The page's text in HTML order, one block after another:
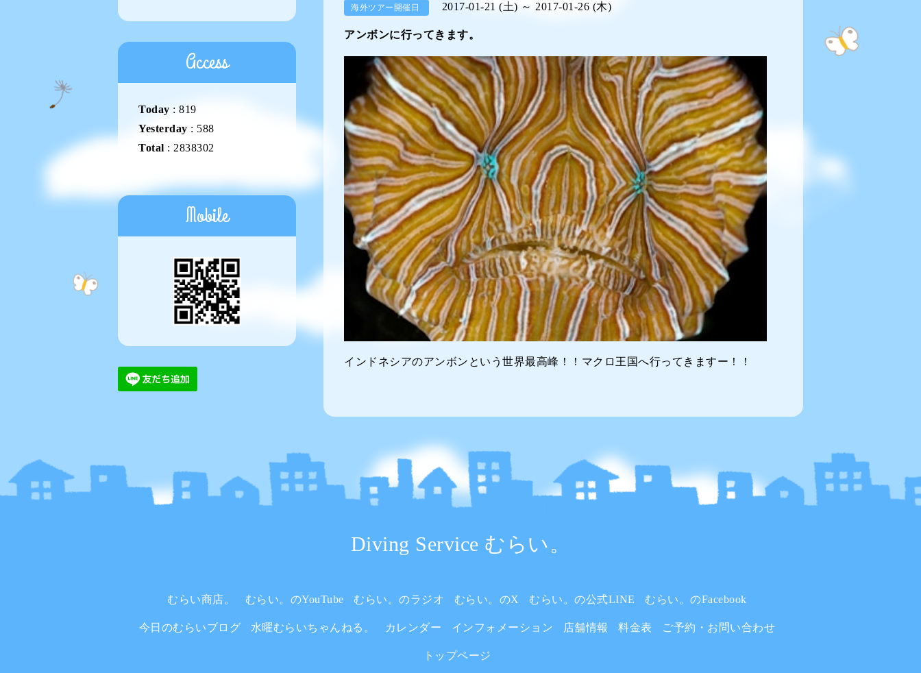
海外ツアー開催日 2017-01-21 (土) ～ 2017-01-26 (木)
アンボンに行ってきます。
インドネシアのアンボンという世界最高峰！！マクロ王国へ行ってきますー！！
Access
Today : 819
Yesterday : 588
Total : 2838302
Mobile
Diving Service むらい。
むらい商店。 むらい。のYouTube むらい。のラジオ むらい。のX むらい。の公式LINE むらい。のFacebook
今日のむらいブログ 水曜むらいちゃんねる。 カレンダー インフォメーション 店舗情報 料金表 ご予約・お問い合わせ
トップページ